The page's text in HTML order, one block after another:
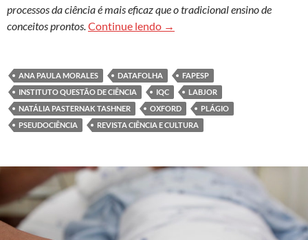
processos da ciência é mais eficaz que o tradicional ensino de
conceitos prontos. Continue lendo Falta de orientação sobre
→
ANA PAULA MORALES DATAFOLHA
FAPESP
INSTITUTO QUESTÃO DE CIÊNCIA
IQC
LABJOR
NATÁLIA PASTERNAK TASHNER
OXFORD
PLÁGIO
PSEUDOCIÊNCIA
REVISTA CIÊNCIA E CULTURA